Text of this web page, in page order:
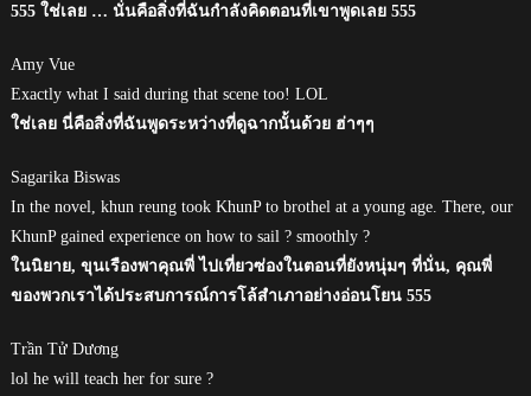
555 ใช่เลย … นั่นคือสิ่งที่ฉันกำลังคิดตอนที่เขาพูดเลย 555
Amy Vue
Exactly what I said during that scene too! LOL
ใช่เลย นี่คือสิ่งที่ฉันพูดระหว่างที่ดูฉากนั้นด้วย ฮ่าๆๆ
Sagarika Biswas
In the novel, khun reung took KhunP to brothel at a young age. There, our
KhunP gained experience on how to sail ? smoothly ?
ในนิยาย, ขุนเรืองพาคุณพี่ ไปเที่ยวซ่องในตอนที่ยังหนุ่มๆ ที่นั่น, คุณพี่
ของพวกเราได้ประสบการณ์การโล้สำเภาอย่างอ่อนโยน 555
Trần Tử Dương
lol he will teach her for sure ?